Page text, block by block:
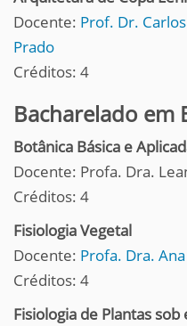
Docente: Prof. Dr.
Prado
Créditos: 4
Bacharelado em
Botânica Básica e
Docente: Profa. Dra.
Créditos: 4
Fisiologia Vegetal
Docente: Profa. Dra.
Créditos: 4
Fisiologia de Plantas sob